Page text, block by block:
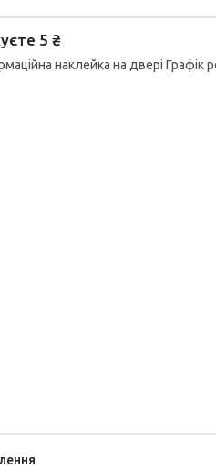
5 ₴
наклейка на двері Графік